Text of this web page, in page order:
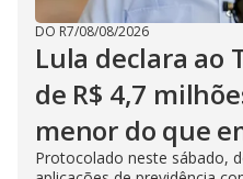
DO R7/08/08/2026
Lula declara ao
de R$ 4,7
menor do que
Protocolado neste sábado,